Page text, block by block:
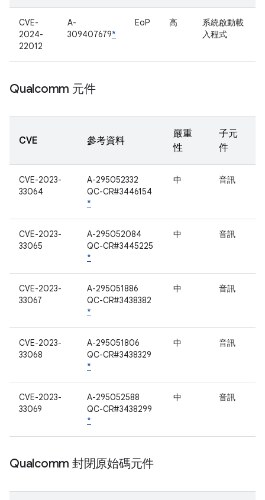
CVE-
2024-
22012
A-
309407679*
EoP 高
系統啟動載
入程式
Qualcomm 元件
CVE 參考資料
嚴重
性
子元
件
CVE-2023-
33064
A-295052332
QC-CR#3446154
*
中 音訊
CVE-2023-
33065
A-295052084
QC-CR#3445225
*
中 音訊
CVE-2023-
33067
A-295051886
QC-CR#3438382
*
中 音訊
CVE-2023-
33068
A-295051806
QC-CR#3438329
*
中 音訊
CVE-2023-
33069
A-295052588
QC-CR#3438299
*
中 音訊
Qualcomm 封閉原始碼元件